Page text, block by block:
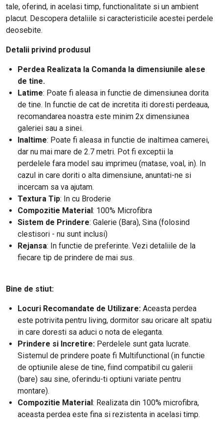
tale, oferind, in acelasi timp, functionalitate si un ambient
placut. Descopera detaliile si caracteristicile acestei perdele
deosebite.
Detalii privind produsul
Perdea Realizata la Comanda la dimensiunile alese
de tine.
Latime: Poate fi aleasa in functie de dimensiunea dorita
de tine. In functie de cat de incretita iti doresti perdeaua,
recomandarea noastra este minim 2x dimensiunea
galeriei sau a sinei.
Inaltime: Poate fi aleasa in functie de inaltimea camerei,
dar nu mai mare de 2.7 metri. Pot fi exceptii la
perdelele fara model sau imprimeu (matase, voal, in). In
cazul in care doriti o alta dimensiune, anuntati-ne si
incercam sa va ajutam.
Textura Tip: In cu Broderie
Compozitie Material: 100% Microfibra
Sistem de Prindere: Galerie (Bara), Sina (folosind
clestisori - nu sunt inclusi)
Rejansa: In functie de preferinte. Vezi detaliile de la
fiecare tip de prindere de mai sus.
Bine de stiut:
Locuri Recomandate de Utilizare: Aceasta perdea
este potrivita pentru living, dormitor sau oricare alt spatiu
in care doresti sa aduci o nota de eleganta.
Prindere si Incretire: Perdelele sunt gata lucrate.
Sistemul de prindere poate fi Multifunctional (in functie
de optiunile alese de tine, fiind compatibil cu galerii
(bare) sau sine, oferindu-ti optiuni variate pentru
montare).
Compozitie Material: Realizata din 100% microfibra,
aceasta perdea este fina si rezistenta in acelasi timp.